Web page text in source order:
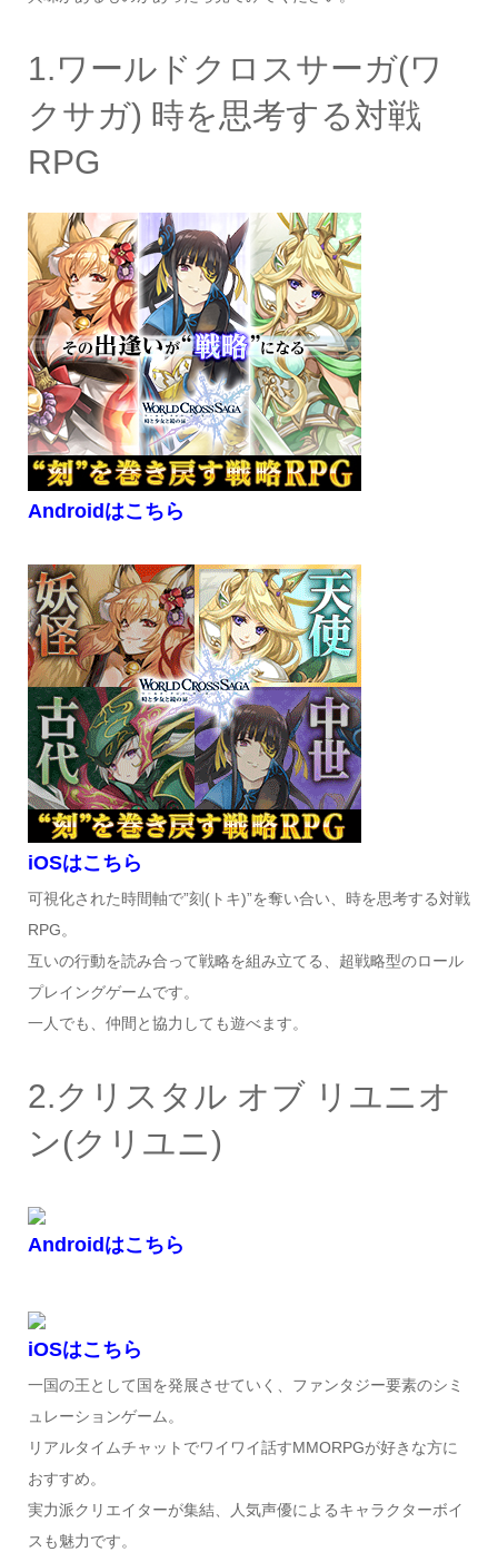
1.ワールドクロスサーガ(ワ
クサガ) 時を思考する対戦
RPG
Androidはこちら
iOSはこちら
可視化された時間軸で”刻(トキ)”を奪い合い、時を思考する対戦
RPG。
互いの行動を読み合って戦略を組み立てる、超戦略型のロール
プレイングゲームです。
一人でも、仲間と協力しても遊べます。
2.クリスタル オブ リユニオ
ン(クリユニ)
Androidはこちら
iOSはこちら
一国の王として国を発展させていく、ファンタジー要素のシミ
ュレーションゲーム。
リアルタイムチャットでワイワイ話すMMORPGが好きな方に
おすすめ。
実力派クリエイターが集結、人気声優によるキャラクターボイ
スも魅力です。